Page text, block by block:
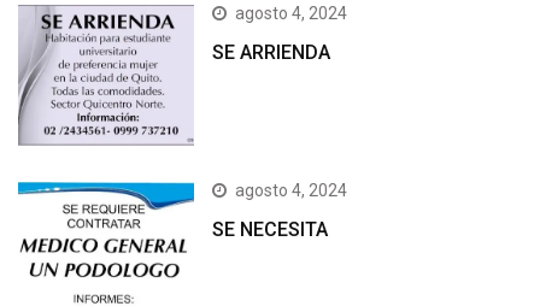
agosto 4, 2024
SE ARRIENDA
agosto 4, 2024
SE NECESITA